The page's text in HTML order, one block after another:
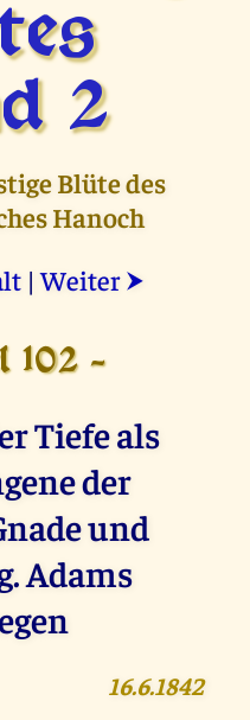
2
Blüte des
Hanoch
|Weiter ⮞
102 -
Tiefe als
der
und
Adams
16.6.1842